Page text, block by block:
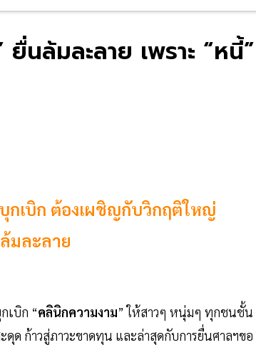
ล้มละลาย เพราะ “หนี้”
กเบิก ต้องเผชิญกับวิกฤติใหญ่
มละลาย
เบิก “คลินิกความงาม” ให้สาวๆ หนุ่มๆ ทุกชนชั้น
ดุด ก้าวสู่ภาวะขาดทุน และล่าสุดกับการยื่นศาลฯขอ